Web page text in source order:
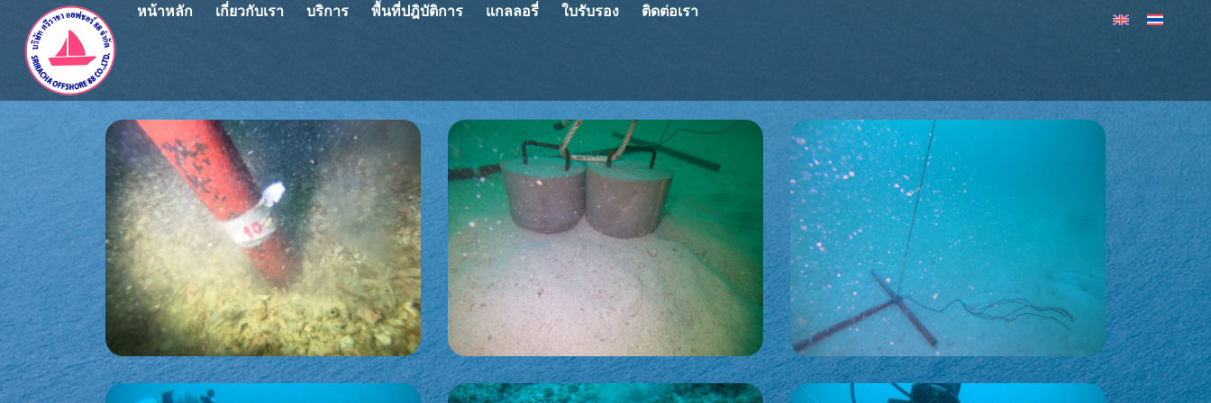
หน้าหลัก เกี่ยวกับเรา บริการ พื้นที่ปฎิบัติการ แกลลอรี่ ใบรับรอง ติดต่อเรา
ศรีราชา ออฟชอร์ 88